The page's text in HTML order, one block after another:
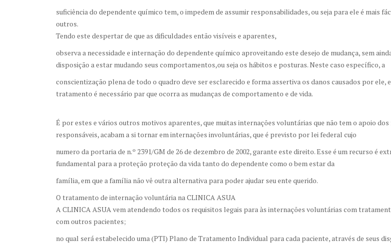
suficiência do dependente químico tem, o impedem de assumir responsabilidades, ou seja para ele é mais
outros.
Tendo este despertar de que as dificuldades então visíveis e aparentes,
observa a necessidade e internação do dependente químico aproveitando este desejo de mudança, sem
disposição a estar mudando seus comportamentos,ou seja os hábitos e posturas. Neste caso específico, a
conscientização plena de todo o quadro deve ser esclarecido e forma assertiva os danos causados por ele,
tratamento é necessário par que ocorra as mudanças de comportamento e de vida.
É por estes e vários outros motivos aparentes, que muitas internações voluntárias que não tem o apoio
responsáveis, acabam a si tornar em internações involuntárias, que é previsto por lei federal cujo
numero da portaria de n.º 2391/GM de 26 de dezembro de 2002, garante este direito. Esse é um recurso é
fundamental para a proteção proteção da vida tanto do dependente como o bem estar da
família, em que a família não vê outra alternativa para poder ajudar seu ente querido.
O tratamento de internação voluntária na CLINICA ASUA
A CLINICA ASUA vem atendendo todos os requisitos legais para às internações voluntárias com
com outros pacientes;
no qual será estabelecido uma (PTI) Plano de Tratamento Individual para cada paciente, através de seus